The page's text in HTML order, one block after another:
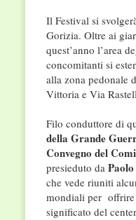
Il Festival si
Gorizia. Oltre ai
quest’anno l’area
concomitanti si
alla zona pedonale
Vittoria e Via
Filo conduttore di
della Grande
Convegno del
presieduto da
che vede riuniti
mondiali per offrire
significato del